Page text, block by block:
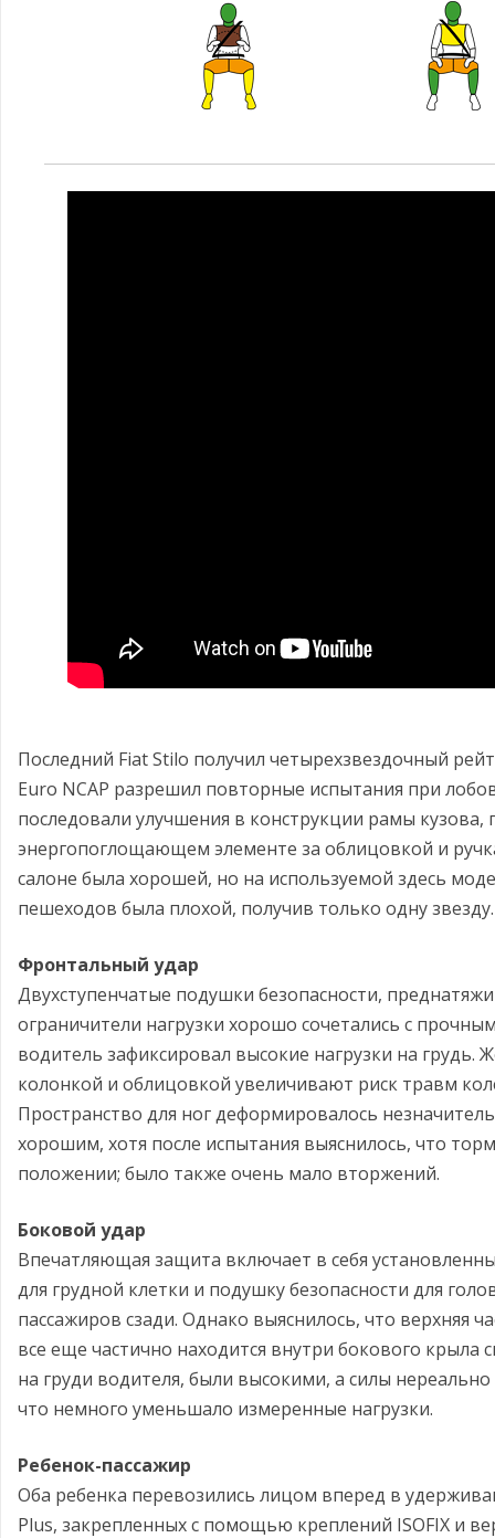
Последний Fiat Stilo получил четырехзвездочный
Euro NCAP разрешил повторные испытания при
последовали улучшения в конструкции рамы
энергопоглощающем элементе за облицовкой и
салоне была хорошей, но на используемой здесь
пешеходов была плохой, получив только одну звезду.
Фронтальный удар
Двухступенчатые подушки безопасности,
ограничители нагрузки хорошо сочетались с
водитель зафиксировал высокие нагрузки на грудь.
колонкой и облицовкой увеличивают риск травм
Пространство для ног деформировалось
хорошим, хотя после испытания выяснилось, что
положении; было также очень мало вторжений.
Боковой удар
Впечатляющая защита включает в себя
для грудной клетки и подушку безопасности для
пассажиров сзади. Однако выяснилось, что верхняя
все еще частично находится внутри бокового крыла
на груди водителя, были высокими, а силы
что немного уменьшало измеренные нагрузки.
Ребенок-пассажир
Оба ребенка перевозились лицом вперед в
Plus, закрепленных с помощью креплений ISOFIX и